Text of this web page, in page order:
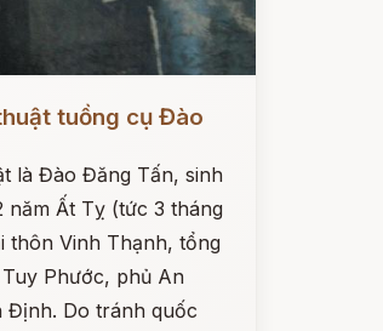
tuồng cụ Đào
là Đào Đăng Tấn, sinh
năm Ất Tỵ (tức 3 tháng
thôn Vinh Thạnh, tổng
Phước, phủ An
Định. Do tránh quốc